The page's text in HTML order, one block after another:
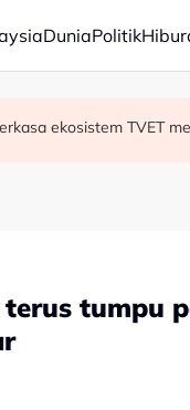
DuniaPolitik
palsu dikaitkan
40 tahun selesai,
ekosistem TVET
tumpu